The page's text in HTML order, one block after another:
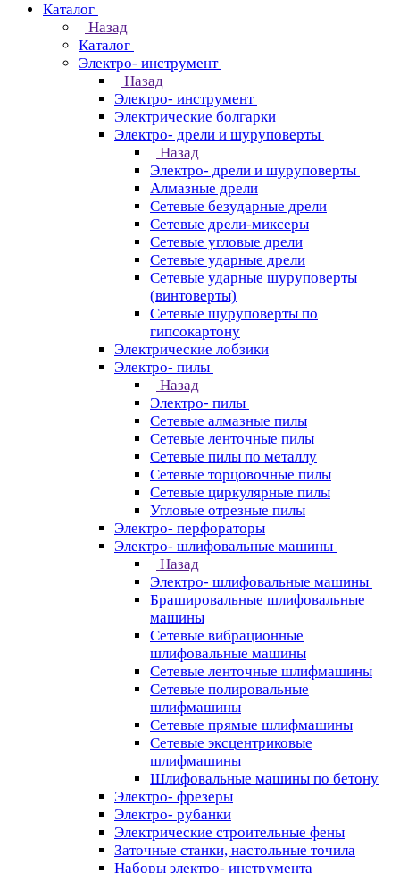
Каталог
Назад
Каталог
Электро- инструмент
Назад
Электро- инструмент
Электрические болгарки
Электро- дрели и шуруповерты
Назад
Электро- дрели и шуруповерты
Алмазные дрели
Сетевые безударные дрели
Сетевые дрели-миксеры
Сетевые угловые дрели
Сетевые ударные дрели
Сетевые ударные шуруповерты
(винтоверты)
Сетевые шуруповерты по
гипсокартону
Электрические лобзики
Электро- пилы
Назад
Электро- пилы
Сетевые алмазные пилы
Сетевые ленточные пилы
Сетевые пилы по металлу
Сетевые торцовочные пилы
Сетевые циркулярные пилы
Угловые отрезные пилы
Электро- перфораторы
Электро- шлифовальные машины
Назад
Электро- шлифовальные машины
Брашировальные шлифовальные
машины
Сетевые вибрационные
шлифовальные машины
Сетевые ленточные шлифмашины
Сетевые полировальные
шлифмашины
Сетевые прямые шлифмашины
Сетевые эксцентриковые
шлифмашины
Шлифовальные машины по бетону
Электро- фрезеры
Электро- рубанки
Электрические строительные фены
Заточные станки, настольные точила
Наборы электро- инструмента